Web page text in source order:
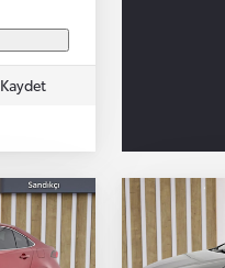
Kaydet